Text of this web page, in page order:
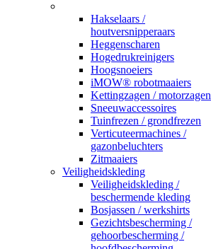
Hakselaars /
houtversnipperaars
Heggenscharen
Hogedrukreinigers
Hoogsnoeiers
iMOW® robotmaaiers
Kettingzagen / motorzagen
Sneeuwaccessoires
Tuinfrezen / grondfrezen
Verticuteermachines /
gazonbeluchters
Zitmaaiers
Veiligheidskleding
Veiligheidskleding /
beschermende kleding
Bosjassen / werkshirts
Gezichtsbescherming /
gehoorbescherming /